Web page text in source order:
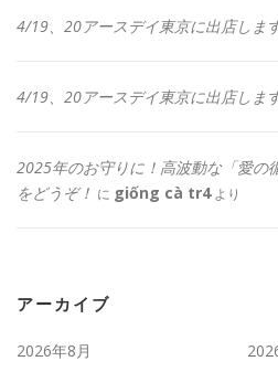
4/19、20アースデイ東京に出店しま
4/19、20アースデイ東京に出店しま
2025年のお守りに！高波動な「愛の
をどうぞ！ に giống cà tr4より
アーカイブ
2026年8月